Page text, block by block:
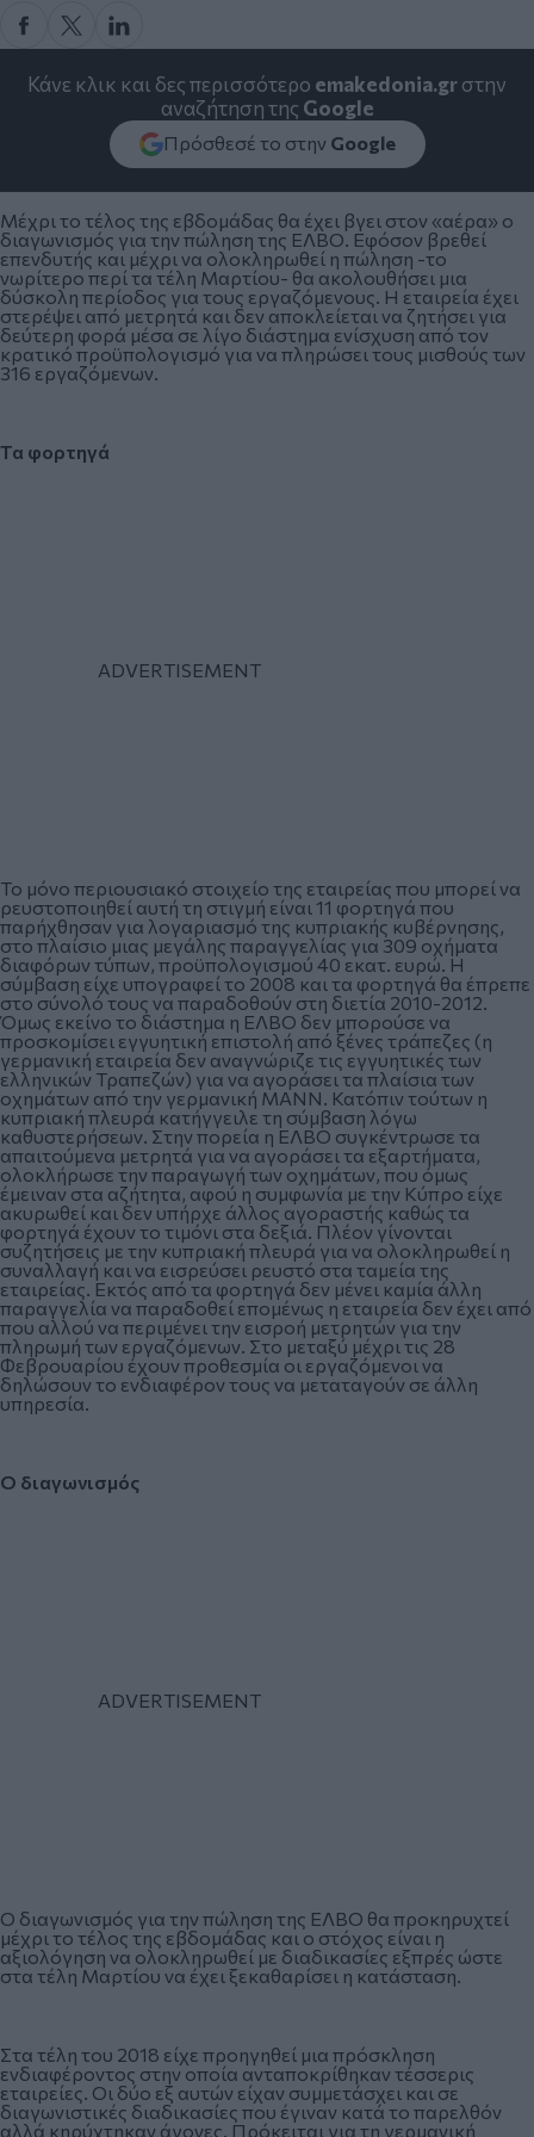
Κάνε κλικ και δες περισσότερο emakedonia.grστην
αναζήτηση της Google
Πρόσθεσέ το στην Google
Μέχρι το τέλος της εβδομάδας θα έχει βγει στον «αέρα» ο
διαγωνισμός για την πώληση της ΕΛΒΟ. Εφόσον βρεθεί
επενδυτής και μέχρι να ολοκληρωθεί η πώληση -το
νωρίτερο περί τα τέλη Μαρτίου- θα ακολουθήσει μια
δύσκολη περίοδος για τους εργαζόμενους. Η εταιρεία έχει
στερέψει από μετρητά και δεν αποκλείεται να ζητήσει για
δεύτερη φορά μέσα σε λίγο διάστημα ενίσχυση από τον
κρατικό προϋπολογισμό για να πληρώσει τους μισθούς των
316 εργαζόμενων.
Τα φορτηγά
Το μόνο περιουσιακό στοιχείο της εταιρείας που μπορεί να
ρευστοποιηθεί αυτή τη στιγμή είναι 11 φορτηγά που
παρήχθησαν για λογαριασμό της κυπριακής κυβέρνησης,
στο πλαίσιο μιας μεγάλης παραγγελίας για 309 οχήματα
διαφόρων τύπων, προϋπολογισμού 40 εκατ. ευρώ. Η
σύμβαση είχε υπογραφεί το 2008 και τα φορτηγά θα έπρεπε
στο σύνολό τους να παραδοθούν στη διετία 2010-2012.
Όμως εκείνο το διάστημα η ΕΛΒΟ δεν μπορούσε να
προσκομίσει εγγυητική επιστολή από ξένες τράπεζες (η
γερμανική εταιρεία δεν αναγνώριζε τις εγγυητικές των
ελληνικών Τραπεζών) για να αγοράσει τα πλαίσια των
οχημάτων από την γερμανική MANN. Κατόπιν τούτων η
κυπριακή πλευρά κατήγγειλε τη σύμβαση λόγω
καθυστερήσεων. Στην πορεία η ΕΛΒΟ συγκέντρωσε τα
απαιτούμενα μετρητά για να αγοράσει τα εξαρτήματα,
ολοκλήρωσε την παραγωγή των οχημάτων, που όμως
έμειναν στα αζήτητα, αφού η συμφωνία με την Κύπρο είχε
ακυρωθεί και δεν υπήρχε άλλος αγοραστής καθώς τα
φορτηγά έχουν το τιμόνι στα δεξιά. Πλέον γίνονται
συζητήσεις με την κυπριακή πλευρά για να ολοκληρωθεί η
συναλλαγή και να εισρεύσει ρευστό στα ταμεία της
εταιρείας. Εκτός από τα φορτηγά δεν μένει καμία άλλη
παραγγελία να παραδοθεί επομένως η εταιρεία δεν έχει από
που αλλού να περιμένει την εισροή μετρητών για την
πληρωμή των εργαζόμενων. Στο μεταξύ μέχρι τις 28
Φεβρουαρίου έχουν προθεσμία οι εργαζόμενοι να
δηλώσουν το ενδιαφέρον τους να μεταταγούν σε άλλη
υπηρεσία.
Ο διαγωνισμός
Ο διαγωνισμός για την πώληση της ΕΛΒΟ θα προκηρυχτεί
μέχρι το τέλος της εβδομάδας και ο στόχος είναι η
αξιολόγηση να ολοκληρωθεί με διαδικασίες εξπρές ώστε
στα τέλη Μαρτίου να έχει ξεκαθαρίσει η κατάσταση.
Στα τέλη του 2018 είχε προηγηθεί μια πρόσκληση
ενδιαφέροντος στην οποία ανταποκρίθηκαν τέσσερις
εταιρείες. Οι δύο εξ αυτών είχαν συμμετάσχει και σε
διαγωνιστικές διαδικασίες που έγιναν κατά το παρελθόν
αλλά κηρύχτηκαν άγονες. Πρόκειται για τη γερμανική